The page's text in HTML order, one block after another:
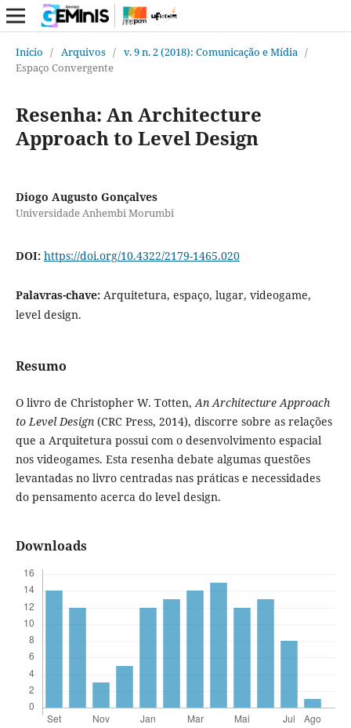
Início / Arquivos / v. 9 n. 2 (2018): Comunicação e Mídia /
Espaço Convergente
Resenha: An Architecture
Approach to Level Design
Diogo Augusto Gonçalves
Universidade Anhembi Morumbi
DOI: https://doi.org/10.4322/2179-1465.020
Palavras-chave: Arquitetura, espaço, lugar, videogame,
level design.
Resumo
O livro de Christopher W. Totten,An Architecture Approach
to Level Design(CRC Press, 2014), discorre sobre as relações
que a Arquitetura possui com o desenvolvimento espacial
nos videogames. Esta resenha debate algumas questões
levantadas no livro centradas nas práticas e necessidades
do pensamento acerca do level design.
Downloads